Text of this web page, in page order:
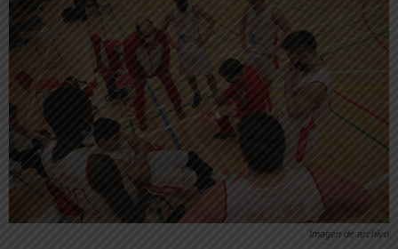
Imagen de archivo